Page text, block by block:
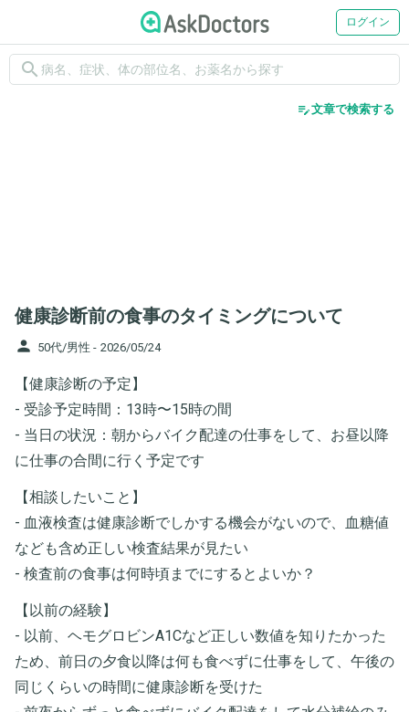
ログイン
search
edit_note文章で検索する
健康診断前の食事のタイミングについて
person 50代/男性 - 2026/05/24
【健康診断の予定】
- 受診予定時間：13時〜15時の間
- 当日の状況：朝からバイク配達の仕事をして、お昼以降
に仕事の合間に行く予定です
【相談したいこと】
- 血液検査は健康診断でしかする機会がないので、血糖値
なども含め正しい検査結果が見たい
- 検査前の食事は何時頃までにするとよいか？
【以前の経験】
- 以前、ヘモグロビンA1Cなど正しい数値を知りたかった
ため、前日の夕食以降は何も食べずに仕事をして、午後の
同じくらいの時間に健康診断を受けた